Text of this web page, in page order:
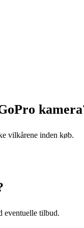
vilkårene inden køb.
eventuelle tilbud.